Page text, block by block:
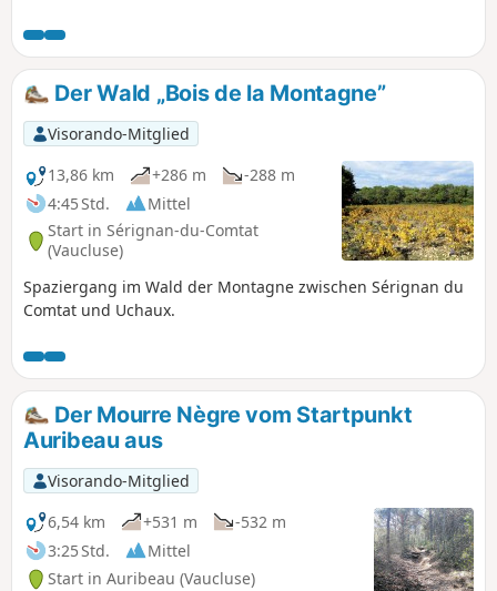
Der Wald „Bois de la Montagne”
Visorando-Mitglied
13,86 km
+286 m
-288 m
4:45 Std.
Mittel
Start in Sérignan-du-Comtat
(Vaucluse)
Spaziergang im Wald der Montagne zwischen Sérignan du
Comtat und Uchaux.
Der Mourre Nègre vom Startpunkt
Auribeau aus
Visorando-Mitglied
6,54 km
+531 m
-532 m
3:25 Std.
Mittel
Start in Auribeau (Vaucluse)